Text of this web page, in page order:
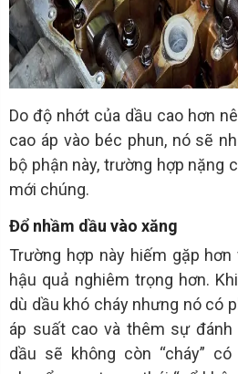
Do độ nhớt của dầu cao hơn
cao áp vào béc phun, nó sẽ
bộ phận này, trường hợp nặng
mới chúng.
Đổ nhầm dầu vào xăng
Trường hợp này hiếm gặp
hậu quả nghiêm trọng hơn.
dù dầu khó cháy nhưng nó có
áp suất cao và thêm sự đánh
dầu sẽ không còn “cháy”